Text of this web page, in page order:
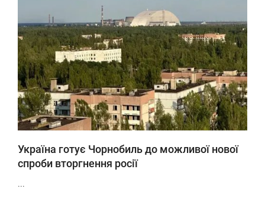
Україна готує Чорнобиль до можливої нової
спроби вторгнення росії
...